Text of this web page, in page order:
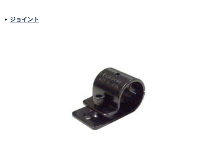
ジョイント